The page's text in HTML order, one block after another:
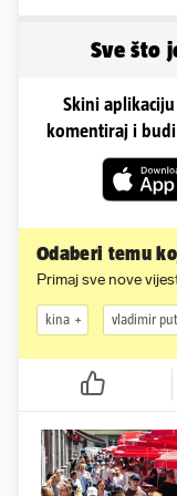
Sve što
Skini
komentiraj i
Odaberi temu
Primaj sve nove
kina vladimir